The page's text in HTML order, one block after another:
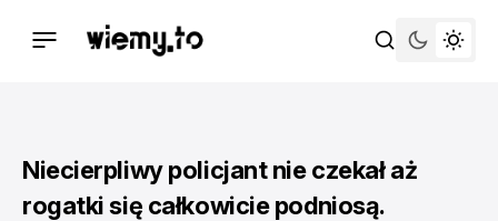
Niecierpliwy policjant nie czekał aż
rogatki się całkowicie podniosą.